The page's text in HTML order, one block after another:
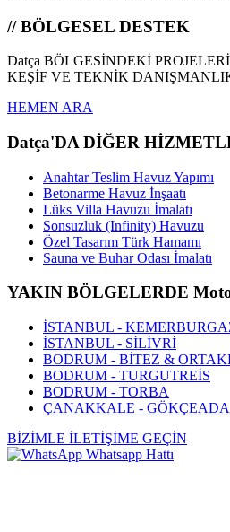
// BÖLGESEL DESTEK
Datça BÖLGESİNDEKİ
KEŞİF VE TEKNİK
HEMEN ARA
Datça'DA DİĞER
Anahtar Teslim Havuz Yapımı
Betonarme Havuz İnşaatı
Lüks Villa Havuzu İmalatı
Sonsuzluk (Infinity) Havuzu
Özel Tasarım Türk Hamamı
Sauna ve Buhar Odası İmalatı
YAKIN BÖLGELERDE
İSTANBUL -
İSTANBUL - SİLİVRİ
BODRUM - BİTEZ &
BODRUM - TURGUTREİS
BODRUM - TORBA
ÇANAKKALE - GÖKÇEADA
BİZİMLE İLETİŞİME GEÇİN
Whatsapp Hattı